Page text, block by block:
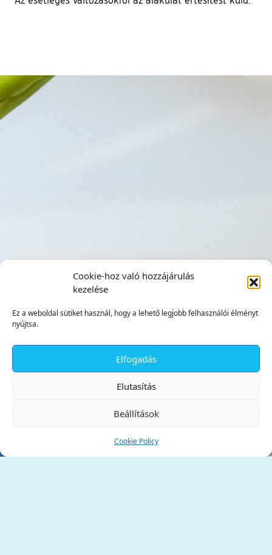
Cookie-hoz való hozzájárulás
kezelése
Ez a weboldal sütiket használ, hogy a lehető legjobb felhasználói élményt
nyújtsa.
Elfogadás
Elutasítás
Beállítások
Cookie Policy
Tata Város Önkormányzata
✕